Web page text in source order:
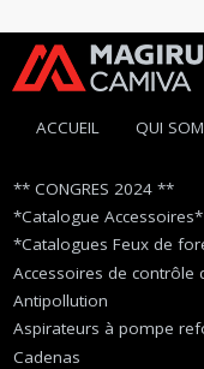
ACCUEIL QUI
** CONGRES 2024 **
*Catalogue Accessoires*
*Catalogues Feux de
Accessoires de contrôle
Antipollution
Aspirateurs à pompe
Cadenas